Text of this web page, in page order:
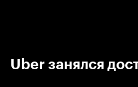
Uber занялся